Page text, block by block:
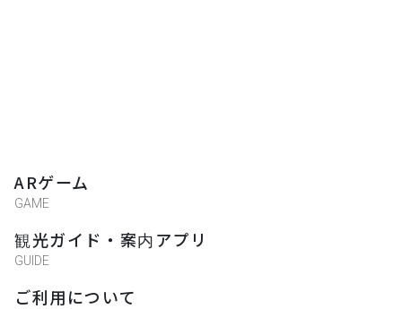
ARゲーム
GAME
観光ガイド・案内アプリ
GUIDE
ご利用について